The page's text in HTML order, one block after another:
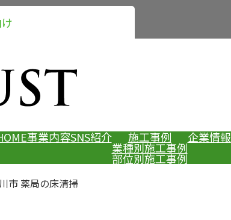
事業内容SNS紹介 施工事例
業種別施工事例
部位別施工事例
企業情報
市 薬局の床清掃